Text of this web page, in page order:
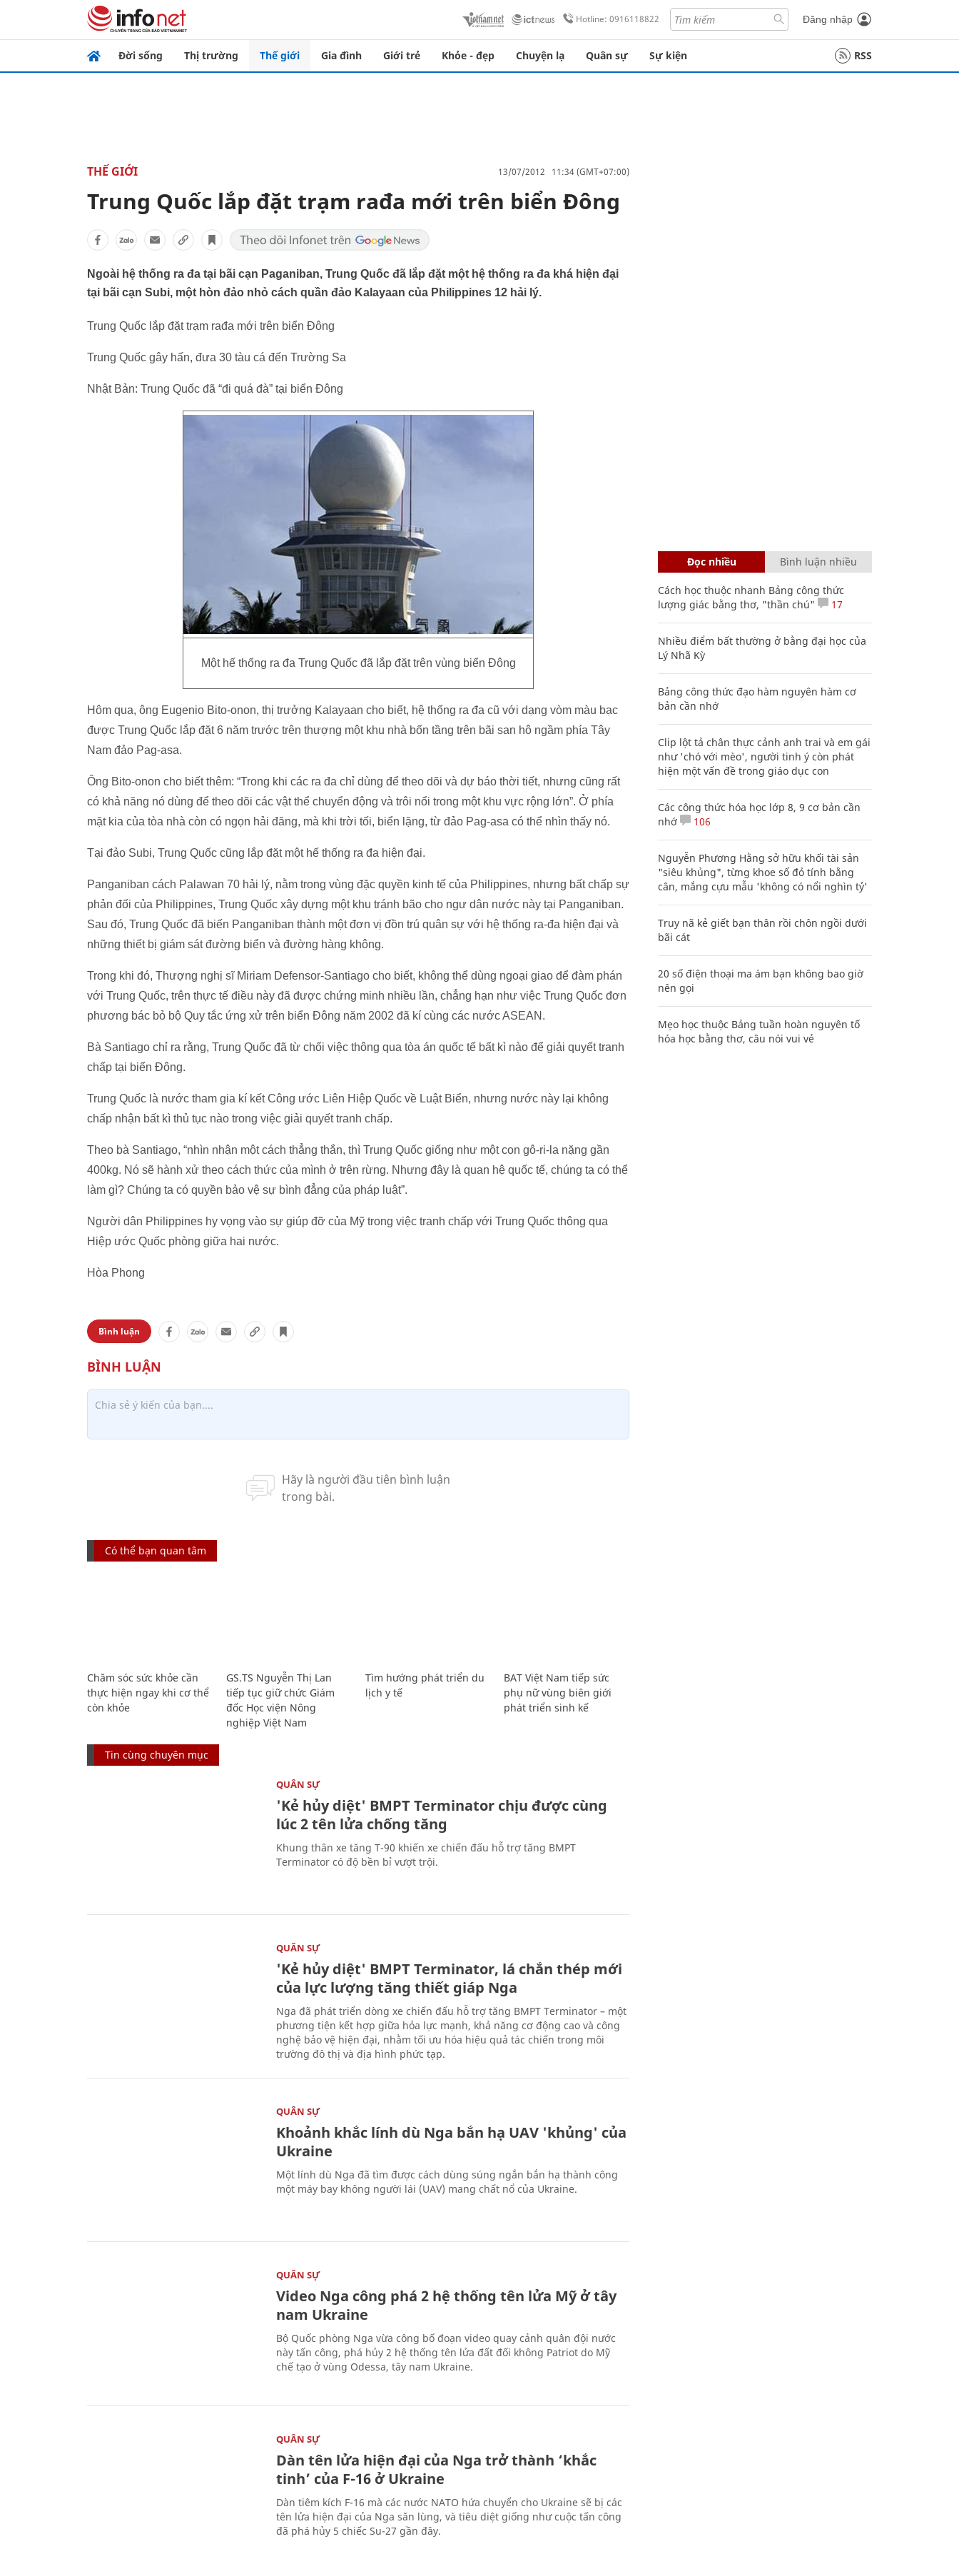
Hotline: 0916118822 Đăng nhập
Đời sống Thị trường Thế giới Gia đình Giới trẻ Khỏe - đẹp Chuyện lạ Quân sự Sự kiện RSS
THẾ GIỚI 13/07/2012 11:34 (GMT+07:00)
Trung Quốc lắp đặt trạm rađa mới trên biển Đông
Ngoài hệ thống ra đa tại bãi cạn Paganiban, Trung Quốc đã lắp đặt một hệ thống ra đa khá hiện đại
tại bãi cạn Subi, một hòn đảo nhỏ cách quần đảo Kalayaan của Philippines 12 hải lý.
Trung Quốc lắp đặt trạm rađa mới trên biển Đông
Trung Quốc gây hấn, đưa 30 tàu cá đến Trường Sa
Nhật Bản: Trung Quốc đã “đi quá đà” tại biển Đông
Một hế thống ra đa Trung Quốc đã lắp đặt trên vùng biển Đông
Hôm qua, ông Eugenio Bito-onon, thị trưởng Kalayaan cho biết, hệ thống ra đa cũ với dạng vòm màu bạc
được Trung Quốc lắp đặt 6 năm trước trên thượng một khu nhà bốn tầng trên bãi san hô ngầm phía Tây
Nam đảo Pag-asa.
Ông Bito-onon cho biết thêm: “Trong khi các ra đa chỉ dùng để theo dõi và dự báo thời tiết, nhưng cũng rất
có khả năng nó dùng để theo dõi các vật thể chuyển động và trôi nổi trong một khu vực rộng lớn”. Ở phía
mặt kia của tòa nhà còn có ngọn hải đăng, mà khi trời tối, biển lặng, từ đảo Pag-asa có thể nhìn thấy nó.
Tại đảo Subi, Trung Quốc cũng lắp đặt một hế thống ra đa hiện đại.
Panganiban cách Palawan 70 hải lý, nằm trong vùng đặc quyền kinh tế của Philippines, nhưng bất chấp sự
phản đối của Philippines, Trung Quốc xây dựng một khu tránh bão cho ngư dân nước này tại Panganiban.
Sau đó, Trung Quốc đã biến Panganiban thành một đơn vị đồn trú quân sự với hệ thống ra-đa hiện đại và
những thiết bị giám sát đường biển và đường hàng không.
Trong khi đó, Thượng nghị sĩ Miriam Defensor-Santiago cho biết, không thể dùng ngoại giao để đàm phán
với Trung Quốc, trên thực tế điều này đã được chứng minh nhiều lần, chẳng hạn như việc Trung Quốc đơn
phương bác bỏ bộ Quy tắc ứng xử trên biển Đông năm 2002 đã kí cùng các nước ASEAN.
Bà Santiago chỉ ra rằng, Trung Quốc đã từ chối việc thông qua tòa án quốc tế bất kì nào để giải quyết tranh
chấp tại biển Đông.
Trung Quốc là nước tham gia kí kết Công ước Liên Hiệp Quốc về Luật Biển, nhưng nước này lại không
chấp nhận bất kì thủ tục nào trong việc giải quyết tranh chấp.
Theo bà Santiago, “nhìn nhận một cách thẳng thắn, thì Trung Quốc giống như một con gô-ri-la nặng gần
400kg. Nó sẽ hành xử theo cách thức của mình ở trên rừng. Nhưng đây là quan hệ quốc tế, chúng ta có thể
làm gì? Chúng ta có quyền bảo vệ sự bình đẳng của pháp luật”.
Người dân Philippines hy vọng vào sự giúp đỡ của Mỹ trong việc tranh chấp với Trung Quốc thông qua
Hiệp ước Quốc phòng giữa hai nước.
Hòa Phong
Bình luận
Có thể bạn quan tâm
Chăm sóc sức khỏe cần
thực hiện ngay khi cơ thể
còn khỏe
GS.TS Nguyễn Thị Lan
tiếp tục giữ chức Giám
đốc Học viện Nông
nghiệp Việt Nam
Tìm hướng phát triển du
lịch y tế
BAT Việt Nam tiếp sức
phụ nữ vùng biên giới
phát triển sinh kế
Tin cùng chuyên mục
QUÂN SỰ
'Kẻ hủy diệt' BMPT Terminator chịu được cùng
lúc 2 tên lửa chống tăng
Khung thân xe tăng T-90 khiến xe chiến đấu hỗ trợ tăng BMPT
Terminator có độ bền bỉ vượt trội.
QUÂN SỰ
'Kẻ hủy diệt' BMPT Terminator, lá chắn thép mới
của lực lượng tăng thiết giáp Nga
Nga đã phát triển dòng xe chiến đấu hỗ trợ tăng BMPT Terminator – một
phương tiện kết hợp giữa hỏa lực mạnh, khả năng cơ động cao và công
nghệ bảo vệ hiện đại, nhằm tối ưu hóa hiệu quả tác chiến trong môi
trường đô thị và địa hình phức tạp.
QUÂN SỰ
Khoảnh khắc lính dù Nga bắn hạ UAV 'khủng' của
Ukraine
Một lính dù Nga đã tìm được cách dùng súng ngắn bắn hạ thành công
một máy bay không người lái (UAV) mang chất nổ của Ukraine.
QUÂN SỰ
Video Nga công phá 2 hệ thống tên lửa Mỹ ở tây
nam Ukraine
Bộ Quốc phòng Nga vừa công bố đoạn video quay cảnh quân đội nước
này tấn công, phá hủy 2 hệ thống tên lửa đất đối không Patriot do Mỹ
chế tạo ở vùng Odessa, tây nam Ukraine.
QUÂN SỰ
Dàn tên lửa hiện đại của Nga trở thành ‘khắc
tinh’ của F-16 ở Ukraine
Dàn tiêm kích F-16 mà các nước NATO hứa chuyển cho Ukraine sẽ bị các
tên lửa hiện đại của Nga săn lùng, và tiêu diệt giống như cuộc tấn công
đã phá hủy 5 chiếc Su-27 gần đây.
Đọc nhiều Bình luận nhiều
Cách học thuộc nhanh Bảng công thức
lượng giác bằng thơ, "thần chú"
17
Nhiều điểm bất thường ở bằng đại học của
Lý Nhã Kỳ
Bảng công thức đạo hàm nguyên hàm cơ
bản cần nhớ
Clip lột tả chân thực cảnh anh trai và em gái
như 'chó với mèo', người tinh ý còn phát
hiện một vấn đề trong giáo dục con
Các công thức hóa học lớp 8, 9 cơ bản cần
nhớ
106
Nguyễn Phương Hằng sở hữu khối tài sản
"siêu khủng", từng khoe sổ đỏ tính bằng
cân, mắng cựu mẫu 'không có nổi nghìn tỷ'
Truy nã kẻ giết bạn thân rồi chôn ngồi dưới
bãi cát
20 số điện thoại ma ám bạn không bao giờ
nên gọi
Mẹo học thuộc Bảng tuần hoàn nguyên tố
hóa học bằng thơ, câu nói vui vẻ